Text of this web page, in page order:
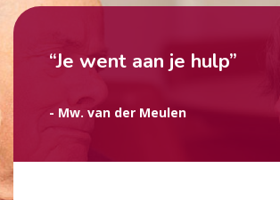
“Je went aan je hulp”
- Mw. van der Meulen